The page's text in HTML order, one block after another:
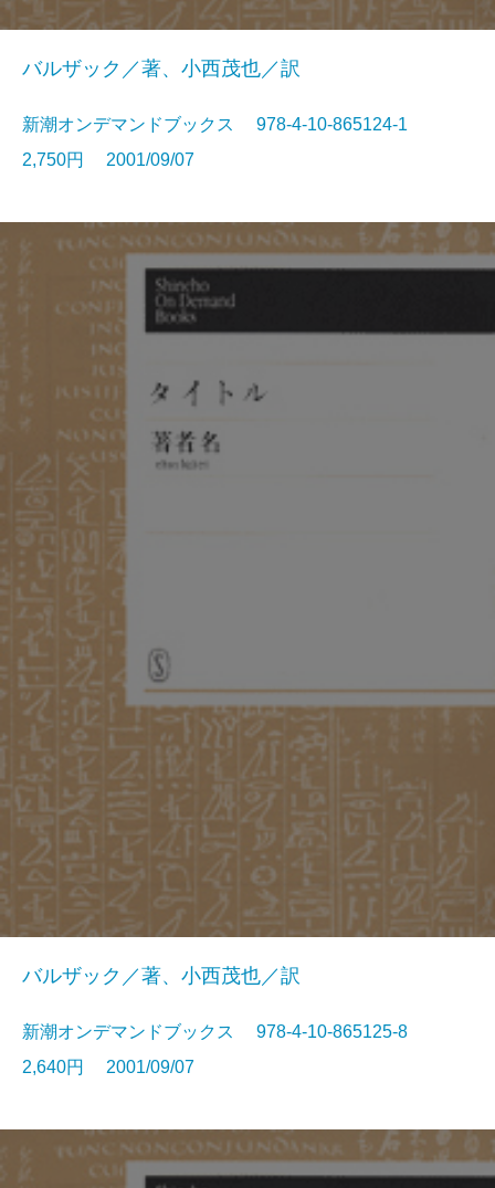
バルザック／著、小西茂也／訳
新潮オンデマンドブックス 978-4-10-865124-1
2,750円 2001/09/07
バルザック／著、小西茂也／訳
新潮オンデマンドブックス 978-4-10-865125-8
2,640円 2001/09/07